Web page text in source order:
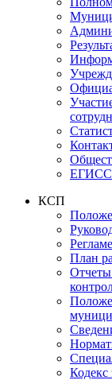
КСП
План
Кодекс